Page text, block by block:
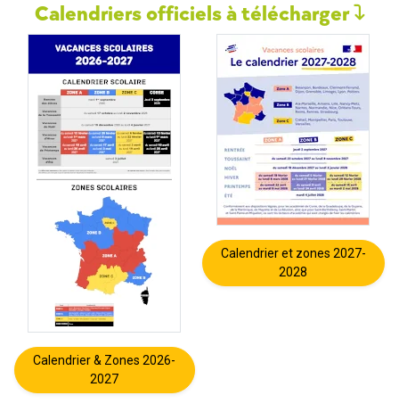
Calendriers officiels à télécharger
Calendrier & Zones 2026-
2027
Calendrier et zones 2027-
2028